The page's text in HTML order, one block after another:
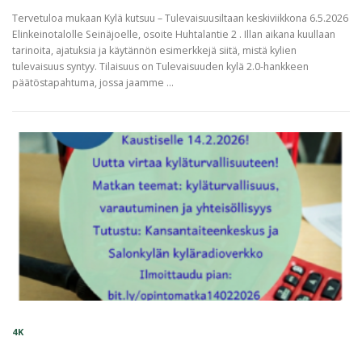
Tervetuloa mukaan Kylä kutsuu – Tulevaisuusiltaan keskiviikkona 6.5.2026
Elinkeinotalolle Seinäjoelle, osoite Huhtalantie 2 . Illan aikana kuullaan
tarinoita, ajatuksia ja käytännön esimerkkejä siitä, mistä kylien
tulevaisuus syntyy. Tilaisuus on Tulevaisuuden kylä 2.0-hankkeen
päätöstapahtuma, jossa jaamme …
4K